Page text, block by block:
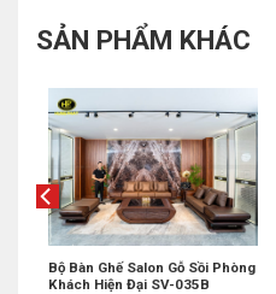
SẢN PHẨM KHÁC
Bộ Bàn Ghế Salon Gỗ Sồi Phòng
Khách Hiện Đại SV-035B